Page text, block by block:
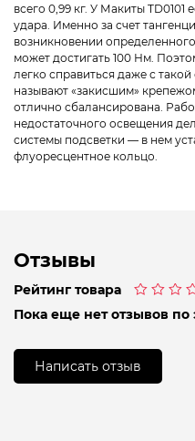
всего 0,99 кг. У Макиты TD0101
удара. Именно за счет
возникновении
может достигать 100 Нм.
легко справиться даже с
называют «закисшим»
отлично сбалансирована.
недостаточного освещения
системы подсветки — в нем
флуоресцентное кольцо.
Отзывы
Рейтинг товара
0
Пока еще нет отзывов по
Написать отзыв